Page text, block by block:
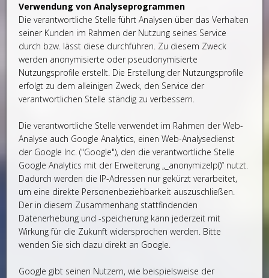
Verwendung von Analyseprogrammen
Die verantwortliche Stelle führt Analysen über das Verhalten
seiner Kunden im Rahmen der Nutzung seines Service
durch bzw. lässt diese durchführen. Zu diesem Zweck
werden anonymisierte oder pseudonymisierte
Nutzungsprofile erstellt. Die Erstellung der Nutzungsprofile
erfolgt zu dem alleinigen Zweck, den Service der
verantwortlichen Stelle ständig zu verbessern.
Die verantwortliche Stelle verwendet im Rahmen der Web-
Analyse auch Google Analytics, einen Web-Analysedienst
der Google Inc. ("Google"), den die verantwortliche Stelle
Google Analytics mit der Erweiterung „_anonymizeIp()“ nutzt.
Dadurch werden die IP-Adressen nur gekürzt verarbeitet,
um eine direkte Personenbeziehbarkeit auszuschließen.
Der in diesem Zusammenhang stattfindenden
Datenerhebung und -speicherung kann jederzeit mit
Wirkung für die Zukunft widersprochen werden. Bitte
wenden Sie sich dazu direkt an Google.
Google gibt seinen Nutzern, wie beispielsweise der